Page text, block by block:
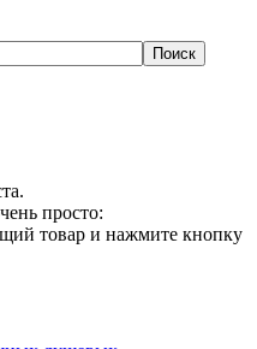
просто:
товар и нажмите кнопку